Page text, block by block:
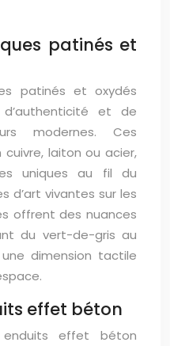
patinés et
patinés et oxydés
et de
modernes. Ces
laiton ou acier,
uniques au fil du
d’art vivantes sur les
offrent des nuances
du vert-de-gris au
dimension tactile
effet béton
effet béton